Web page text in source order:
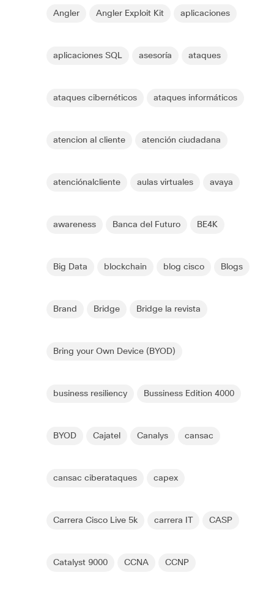
Angler Angler Exploit Kit aplicaciones
aplicaciones SQL asesoría ataques
ataques cibernéticos ataques informáticos
atencion al cliente atención ciudadana
atenciónalcliente aulas virtuales avaya
awareness Banca del Futuro BE4K
Big Data blockchain blog cisco Blogs
Brand Bridge Bridge la revista
Bring your Own Device (BYOD)
business resiliency Bussiness Edition 4000
BYOD Cajatel Canalys cansac
cansac ciberataques capex
Carrera Cisco Live 5k carrera IT CASP
Catalyst 9000 CCNA CCNP